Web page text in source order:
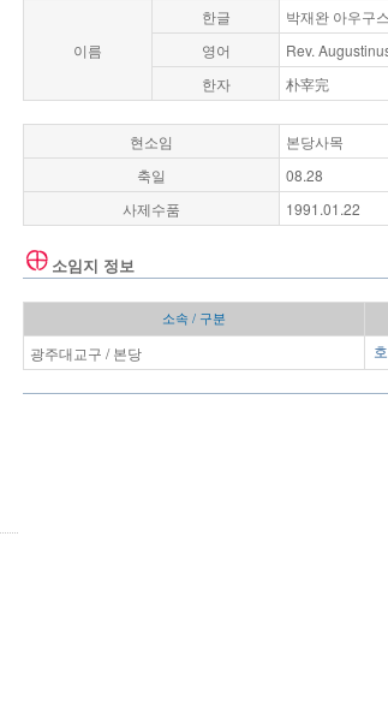
이름
한글
박재완 아우구
영어
Rev.
한자
朴宰完
현소임
본당사목
축일
08.28
사제수품
1991.01.22
소임지 정보
소속 / 구분
광주대교구 / 본당